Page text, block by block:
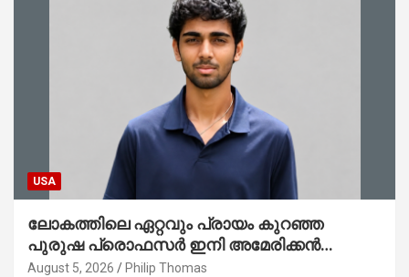
USA
ലോകത്തിലെ ഏറ്റവും പ്രായം കുറഞ്ഞ
പുരുഷ പ്രൊഫസർ ഇനി അമേരിക്കൻ
മലയാളി നേഥൻ തോമസ്
August 5, 2026 Philip Thomas